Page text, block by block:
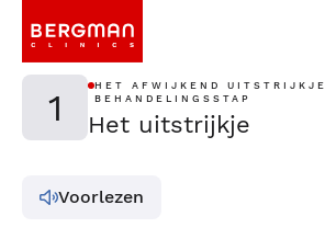
1
HET AFWIJKEND UITSTRIJKJE
BEHANDELINGSSTAP
Het uitstrijkje
Voorlezen